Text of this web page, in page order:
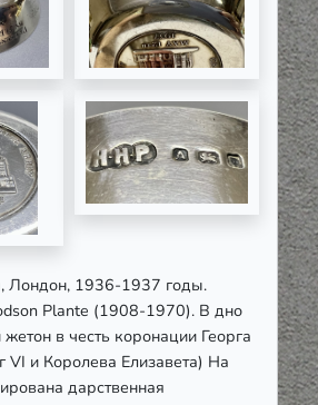
Лондон, 1936-1937 годы.
Plante (1908-1970). В дно
в честь коронации Георга
VI и Королева Елизавета) На
дарственная